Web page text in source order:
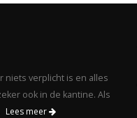
niets verplicht is en alles
ook in de kantine. Als
Lees meer